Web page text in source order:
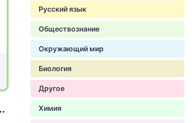
Русский язык
Обществознание
Окружающий мир
Биология
Другое
Химия